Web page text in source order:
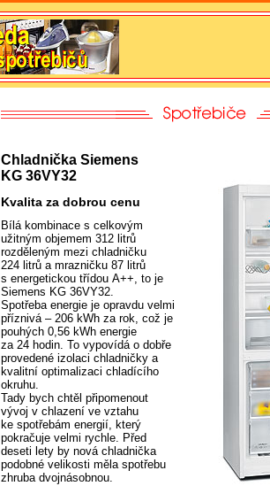
Chladnička Siemens
KG 36VY32
Kvalita za dobrou cenu
Bílá kombinace s celkovým
užitným objemem 312 litrů
rozděleným mezi chladničku
224 litrů a mrazničku 87 litrů
s energetickou třídou A++, to je
Siemens KG 36VY32.
Spotřeba energie je opravdu velmi
příznivá – 206 kWh za rok, což je
pouhých 0,56 kWh energie
za 24 hodin. To vypovídá o dobře
provedené izolaci chladničky a
kvalitní optimalizaci chladícího
okruhu.
Tady bych chtěl připomenout
vývoj v chlazení ve vztahu
ke spotřebám energií, který
pokračuje velmi rychle. Před
deseti lety by nová chladnička
podobné velikosti měla spotřebu
zhruba dvojnásobnou.